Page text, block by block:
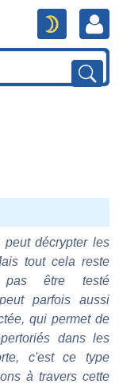
décrypter les
tout cela reste
être testé
parfois aussi
qui permet de
dans les
c'est ce type
à travers cette